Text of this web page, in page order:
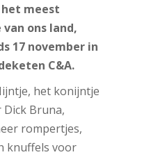
meest
ons land,
17 november in
C&A.
het konijntje
Bruna,
rompertjes,
knuffels voor